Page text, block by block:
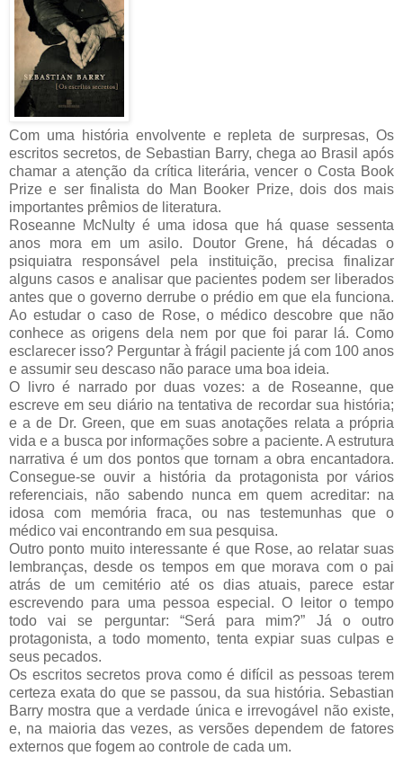
Com uma história envolvente e repleta de surpresas, Os
escritos secretos, de Sebastian Barry, chega ao Brasil após
chamar a atenção da crítica literária, vencer o Costa Book
Prize e ser finalista do Man Booker Prize, dois dos mais
importantes prêmios de literatura.
Roseanne McNulty é uma idosa que há quase sessenta
anos mora em um asilo. Doutor Grene, há décadas o
psiquiatra responsável pela instituição, precisa finalizar
alguns casos e analisar que pacientes podem ser liberados
antes que o governo derrube o prédio em que ela funciona.
Ao estudar o caso de Rose, o médico descobre que não
conhece as origens dela nem por que foi parar lá. Como
esclarecer isso? Perguntar à frágil paciente já com 100 anos
e assumir seu descaso não parace uma boa ideia.
O livro é narrado por duas vozes: a de Roseanne, que
escreve em seu diário na tentativa de recordar sua história;
e a de Dr. Green, que em suas anotações relata a própria
vida e a busca por informações sobre a paciente. A estrutura
narrativa é um dos pontos que tornam a obra encantadora.
Consegue-se ouvir a história da protagonista por vários
referenciais, não sabendo nunca em quem acreditar: na
idosa com memória fraca, ou nas testemunhas que o
médico vai encontrando em sua pesquisa.
Outro ponto muito interessante é que Rose, ao relatar suas
lembranças, desde os tempos em que morava com o pai
atrás de um cemitério até os dias atuais, parece estar
escrevendo para uma pessoa especial. O leitor o tempo
todo vai se perguntar: “Será para mim?” Já o outro
protagonista, a todo momento, tenta expiar suas culpas e
seus pecados.
Os escritos secretos prova como é difícil as pessoas terem
certeza exata do que se passou, da sua história. Sebastian
Barry mostra que a verdade única e irrevogável não existe,
e, na maioria das vezes, as versões dependem de fatores
externos que fogem ao controle de cada um.